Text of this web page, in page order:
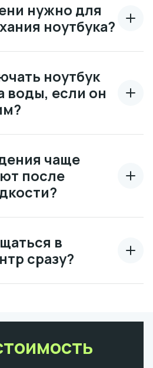
нужно для
ноутбука?
ноутбук
воды, если он
чаще
после
в
сразу?